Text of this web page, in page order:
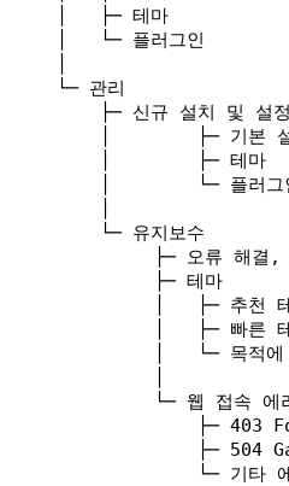
├─ 테마
└─ 플러그인
  └─
관리
      ├─
신규 설치 및
설정
├─ 기본
├─ 테마
└─ 플러그
      └─
유지보수
           ├─
오류 해결,
           ├─
테마
├─ 추천
├─ 빠른
└─ 목적에
           └─
웹 접속 에
               ├─
403
               ├─
504
               └─
기타